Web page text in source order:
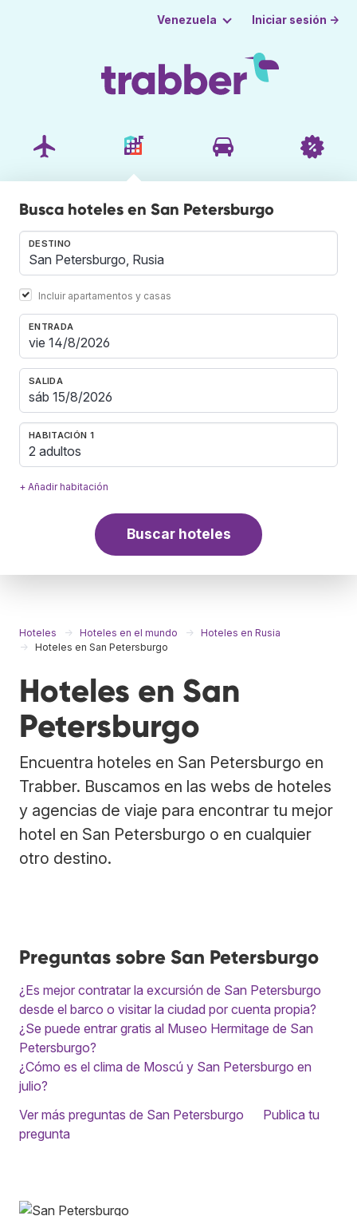
Venezuela Iniciar sesión →
Busca hoteles en San Petersburgo
DESTINO
Incluir apartamentos y casas
ENTRADA
SALIDA
HABITACIÓN 1
2 adultos
+ Añadir habitación
Buscar hoteles
Hoteles Hoteles en el mundo
Hoteles en Rusia
Hoteles en San Petersburgo
Hoteles en San
Petersburgo
Encuentra hoteles en San Petersburgo en
Trabber. Buscamos en las webs de hoteles
y agencias de viaje para encontrar tu mejor
hotel en San Petersburgo o en cualquier
otro destino.
Preguntas sobre San Petersburgo
¿Es mejor contratar la excursión de San Petersburgo
desde el barco o visitar la ciudad por cuenta propia?
¿Se puede entrar gratis al Museo Hermitage de San
Petersburgo?
¿Cómo es el clima de Moscú y San Petersburgo en
julio?
Ver más preguntas de San Petersburgo
Publica tu
pregunta